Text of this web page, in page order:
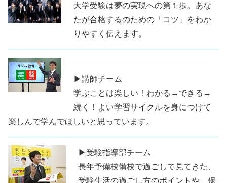
大学受験は夢の実現への第１歩。あな
たが合格するのための「コツ」をわか
りやすく伝えます。
▶講師チーム
学ぶことは楽しい！わかる→できる→
続く！よい学習サイクルを身につけて
楽しんで学んでほしいと思っています。
▶受験指導部チーム
長年予備校備校で過ごして見てきた、
受験生活の過ごし方のポイントや、保